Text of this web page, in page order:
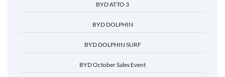
BYD ATTO 3
BYD DOLPHIN
BYD DOLPHIN SURF
BYD October Sales Event